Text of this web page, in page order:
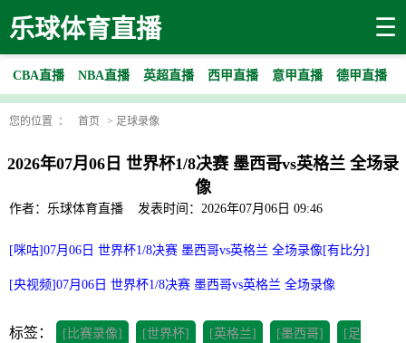
乐球体育直播 ☰
CBA直播 NBA直播 英超直播 西甲直播 意甲直播 德甲直播
您的位置 ： 首页 > 足球录像
2026年07月06日 世界杯1/8决赛 墨西哥vs英格兰 全场录
像
作者：乐球体育直播 发表时间：2026年07月06日 09:46
[咪咕]07月06日 世界杯1/8决赛 墨西哥vs英格兰 全场录像[有比分]
[央视频]07月06日 世界杯1/8决赛 墨西哥vs英格兰 全场录像
标签： [比赛录像] [世界杯] [英格兰] [墨西哥] [足